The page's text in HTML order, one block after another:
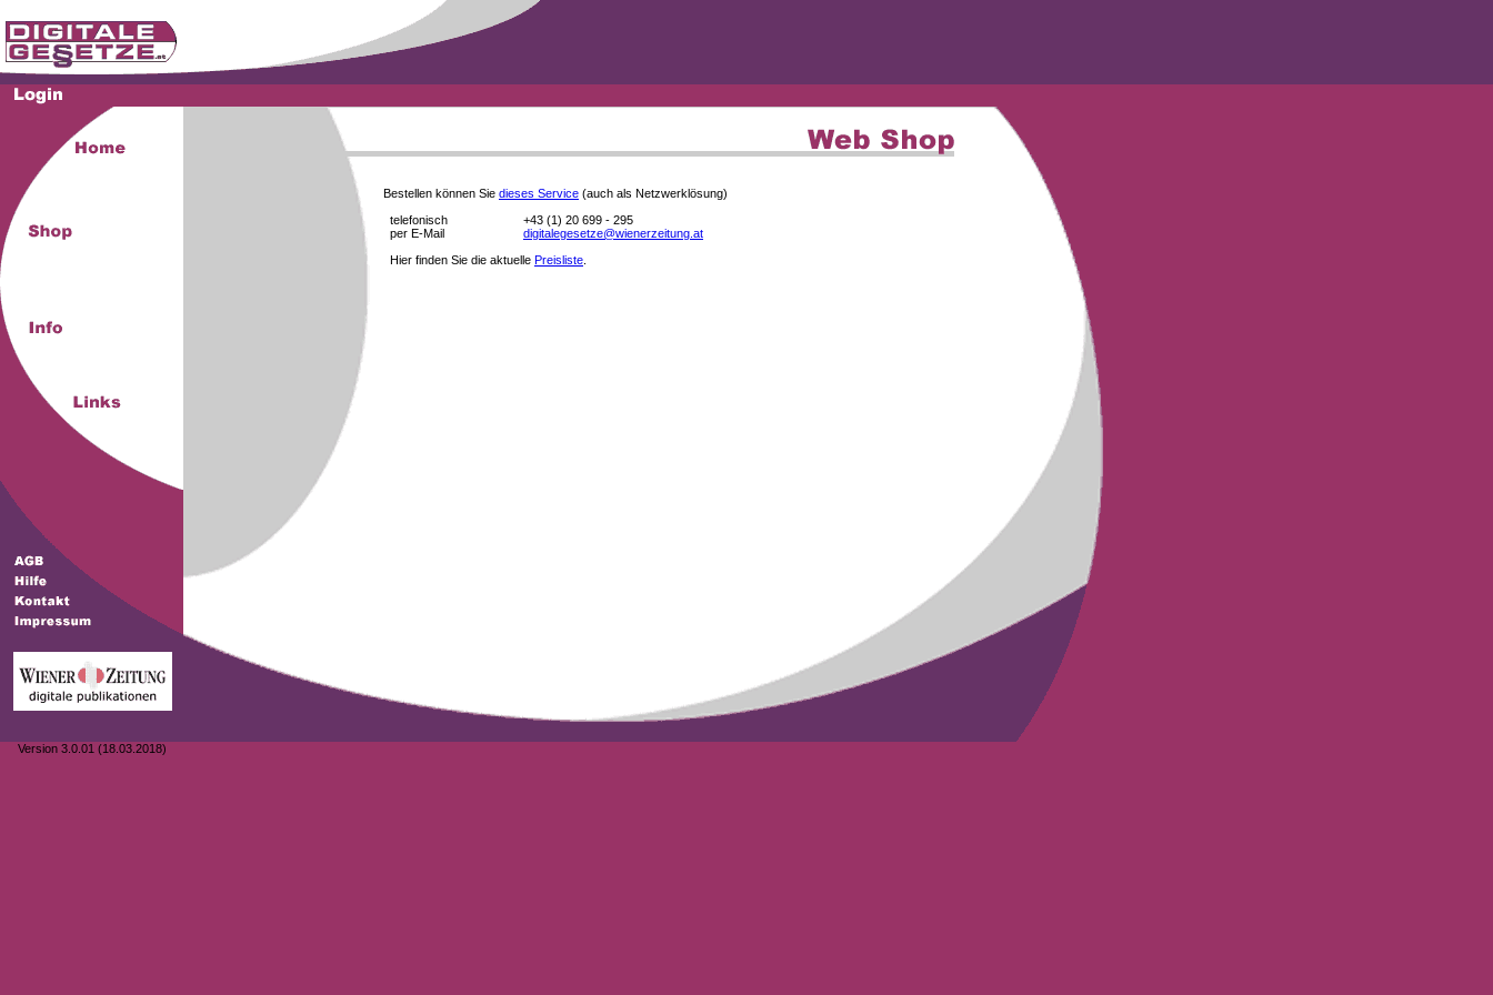
Version 3.0.01 (18.03.2018)
Bestellen können Sie dieses Service (auch als Netzwerklösung)
telefonisch
+43 (1) 20 699 - 295
per E-Mail
digitalegesetze@wienerzeitung.at
Hier finden Sie die aktuelle Preisliste